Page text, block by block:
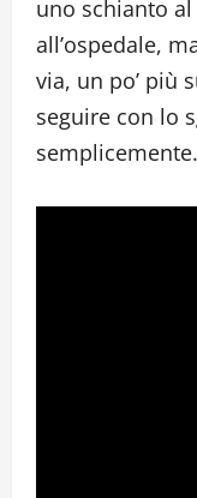
uno schianto
all’ospedale,
via, un po’ più
seguire con lo
semplicemente.